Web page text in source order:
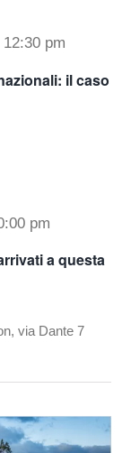
viste
il caso
12:30 pm
a questa
pm
via Dante 7